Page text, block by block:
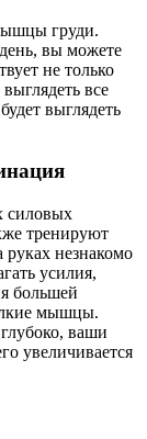
груди.
вы можете
не только
все
выглядеть
силовых
тренируют
незнакомо
усилия,
большей
мышцы.
ваши
увеличивается